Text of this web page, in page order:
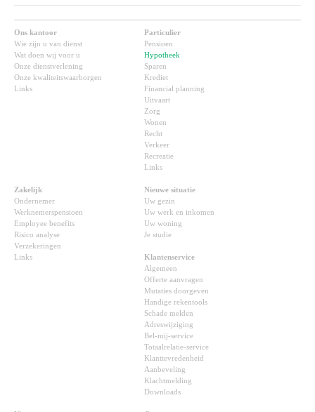
Ons kantoor
Wie zijn u van dienst
Wat doen wij voor u
Onze dienstverlening
Onze kwaliteitswaarborgen
Links
Particulier
Pensioen
Hypotheek
Sparen
Krediet
Financial planning
Uitvaart
Zorg
Wonen
Recht
Verkeer
Recreatie
Links
Zakelijk
Ondernemer
Werknemerspensioen
Employee benefits
Risico analyse
Verzekeringen
Links
Nieuwe situatie
Uw gezin
Uw werk en inkomen
Uw woning
Je studie
Klantenservice
Algemeen
Offerte aanvragen
Mutaties doorgeven
Handige rekentools
Schade melden
Adreswijziging
Bel-mij-service
Totaalrelatie-service
Klanttevredenheid
Aanbeveling
Klachtmelding
Downloads